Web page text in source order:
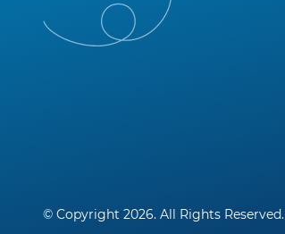
© Copyright 2026. All Rights Reserved.